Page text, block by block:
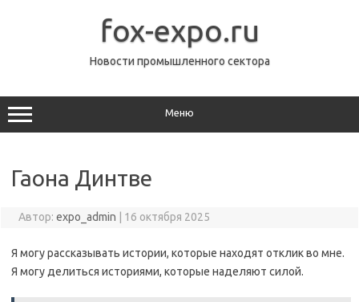
fox-expo.ru
Новости промышленного сектора
Меню
Гаона Динтве
Автор: expo_admin 16 октября 2025
Я могу рассказывать истории, которые находят отклик во мне.
Я могу делиться историями, которые наделяют силой.